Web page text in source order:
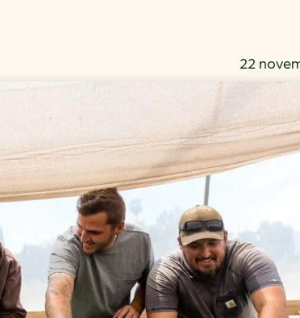
je gebouw
vervoer
de bedrijfsvoering
MKB energie
Terugverdien­tijden
Subsidiewijzer voor
Voorkomen van
Autobrandstof besparen
Verlichtingscan
Wegwijzers energie
Hergebruiken of
voor het MKB
Energie besparen op uw
22